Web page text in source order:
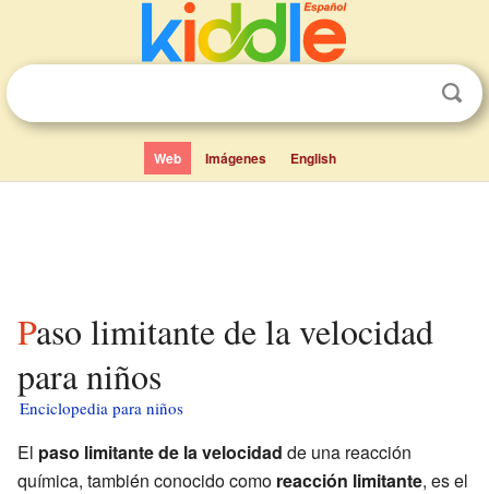
Web Imágenes English
Paso limitante de la velocidad
para niños
Enciclopedia para niños
El paso limitante de la velocidad de una reacción
química, también conocido como reacción limitante, es el